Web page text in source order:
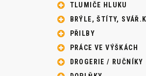
TLUMIČE HLUKU
BRÝLE, ŠTÍTY,
PŘILBY
PRÁCE VE VÝŠKÁCH
DROGERIE / RUČNÍKY